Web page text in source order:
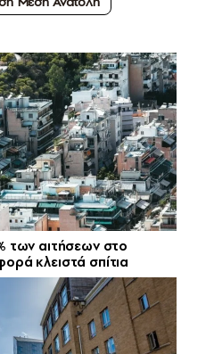
των αιτήσεων στο
κλειστά σπίτια